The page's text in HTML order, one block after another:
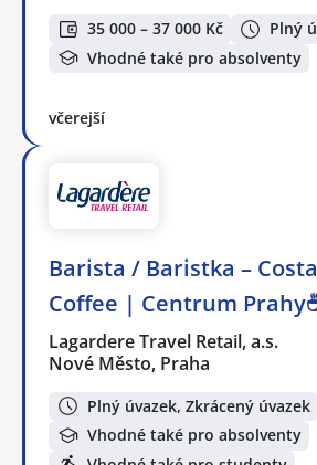
35 000 – 37 000 Kč
Plný
Vhodné také pro absolventy
včerejší
Barista / Baristka – Costa
Coffee | Centrum
Lagardere Travel Retail, a.s.
Nové Město, Praha
Plný úvazek, Zkrácený úvazek
Vhodné také pro absolventy